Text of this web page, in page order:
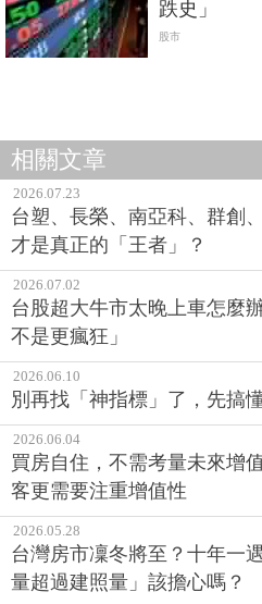
跌史」
股市
相關文章
2026.07.23
台塑、長榮、南亞科、群創
才是真正的「王者」？
2026.07.02
台股超大牛市太晚上車怎麼
不是更瘋狂」
2026.06.10
別再找「神指標」了，先搞
2026.06.04
買房自住，不需考量未來增
客更需要注重增值性
2026.05.28
台灣房市凜冬將至？十年一
量超過建照量」該擔心嗎？